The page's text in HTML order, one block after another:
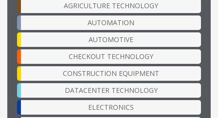
AGRICULTURE TECHNOLOGY
AUTOMATION
AUTOMOTIVE
CHECKOUT TECHNOLOGY
CONSTRUCTION EQUIPMENT
DATACENTER TECHNOLOGY
ELECTRONICS